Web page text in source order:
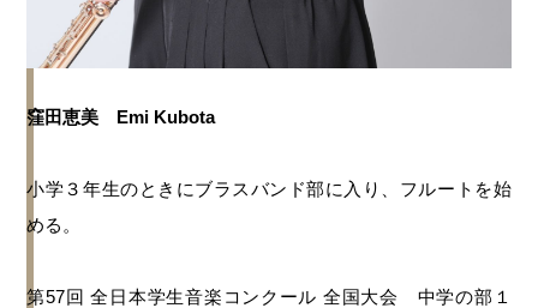
窪田恵美 Emi Kubota
小学３年生のときにブラスバンド部に入り、フルートを始
める。
第57回 全日本学生音楽コンクール 全国大会 中学の部１